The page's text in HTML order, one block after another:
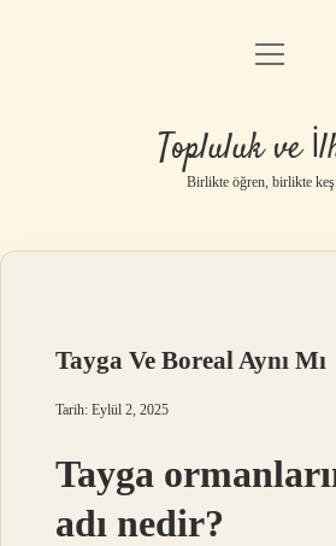
Anasayfa
Gizlilik Politikası
Yasal Uyarı
menüyü
Topluluk ve
Birlikte öğren, birlikte
Tayga Ve Boreal Aynı Mı
Tarih: Eylül 2, 2025
Tayga
adı nedir?